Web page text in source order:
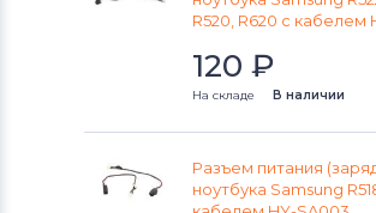
Универсальный
Разъемы питания для ноутбуков
R520, R620 с кабелем
120 ₽
На складе В наличии
Разъем питания
ноутбука Samsung